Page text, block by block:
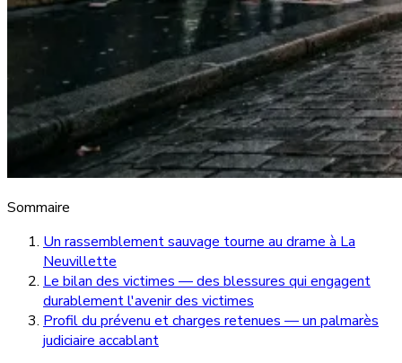
Sommaire
Un rassemblement sauvage tourne au drame à La
Neuvillette
Le bilan des victimes — des blessures qui engagent
durablement l'avenir des victimes
Profil du prévenu et charges retenues — un palmarès
judiciaire accablant